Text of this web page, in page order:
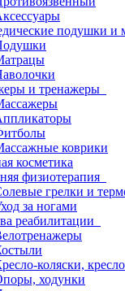
подушки и
и тренажеры
коврики
косметика
физиотерапия
грелки и
за ногами
реабилитации
коляски,
ходунки